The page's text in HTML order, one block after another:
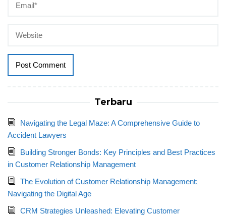
Terbaru
Navigating the Legal Maze: A Comprehensive Guide to
Accident Lawyers
Building Stronger Bonds: Key Principles and Best Practices
in Customer Relationship Management
The Evolution of Customer Relationship Management:
Navigating the Digital Age
CRM Strategies Unleashed: Elevating Customer